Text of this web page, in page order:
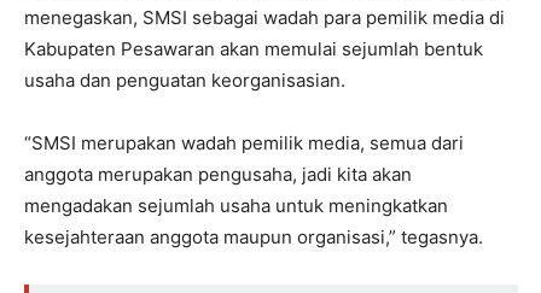
menegaskan, SMSI sebagai wadah para pemilik media di
Kabupaten Pesawaran akan memulai sejumlah bentuk
usaha dan penguatan keorganisasian.
“SMSI merupakan wadah pemilik media, semua dari
anggota merupakan pengusaha, jadi kita akan
mengadakan sejumlah usaha untuk meningkatkan
kesejahteraan anggota maupun organisasi,” tegasnya.